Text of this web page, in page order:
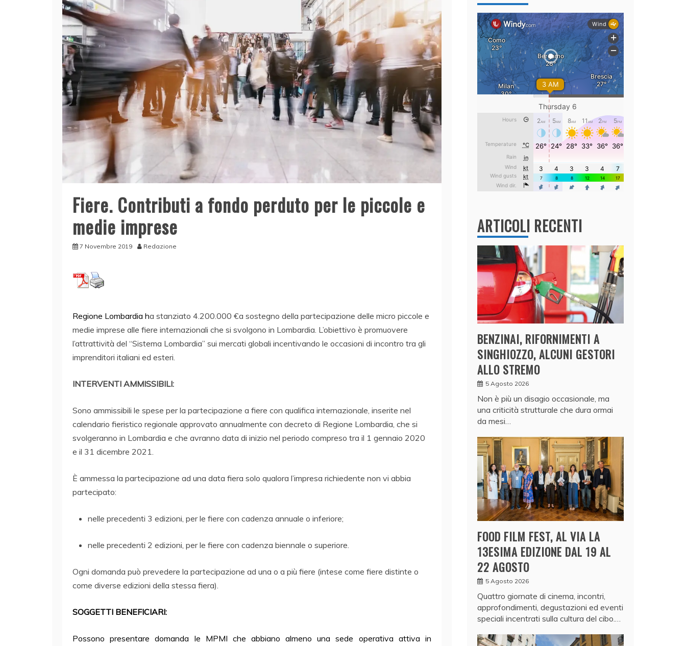
Fiere. Contributi a fondo perduto per le piccole e
medie imprese
7 Novembre 2019 Redazione
Regione Lombardia ha stanziato 4.200.000 €a sostegno della partecipazione delle micro piccole e
medie imprese alle fiere internazionali che si svolgono in Lombardia. L’obiettivo è promuovere
l’attrattività del “Sistema Lombardia” sui mercati globali incentivando le occasioni di incontro tra gli
imprenditori italiani ed esteri.
INTERVENTI AMMISSIBILI:
Sono ammissibili le spese per la partecipazione a fiere con qualifica internazionale, inserite nel
calendario fieristico regionale approvato annualmente con decreto di Regione Lombardia, che si
svolgeranno in Lombardia e che avranno data di inizio nel periodo compreso tra il 1 gennaio 2020
e il 31 dicembre 2021.
È ammessa la partecipazione ad una data fiera solo qualora l’impresa richiedente non vi abbia
partecipato:
nelle precedenti 3 edizioni, per le fiere con cadenza annuale o inferiore;
nelle precedenti 2 edizioni, per le fiere con cadenza biennale o superiore.
Ogni domanda può prevedere la partecipazione ad una o a più fiere (intese come fiere distinte o
come diverse edizioni della stessa fiera).
SOGGETTI BENEFICIARI:
Possono presentare domanda le MPMI che abbiano almeno una sede operativa attiva in
ARTICOLI RECENTI
BENZINAI, RIFORNIMENTI A
SINGHIOZZO, ALCUNI GESTORI
ALLO STREMO
5 Agosto 2026
Non è più un disagio occasionale, ma
una criticità strutturale che dura ormai
da mesi…
FOOD FILM FEST, AL VIA LA
13ESIMA EDIZIONE DAL 19 AL
22 AGOSTO
5 Agosto 2026
Quattro giornate di cinema, incontri,
approfondimenti, degustazioni ed eventi
speciali incentrati sulla cultura del cibo.…